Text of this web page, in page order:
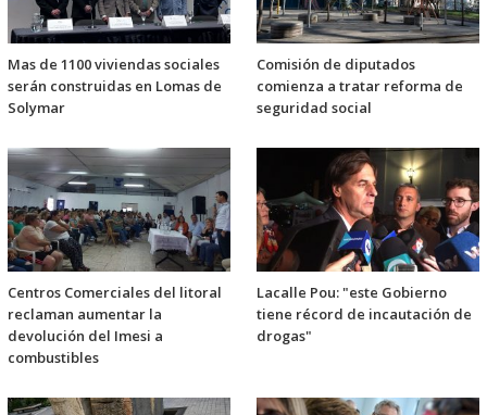
Mas de 1100 viviendas sociales
serán construidas en Lomas de
Solymar
Comisión de diputados
comienza a tratar reforma de
seguridad social
Centros Comerciales del litoral
reclaman aumentar la
devolución del Imesi a
combustibles
Lacalle Pou: "este Gobierno
tiene récord de incautación de
drogas"